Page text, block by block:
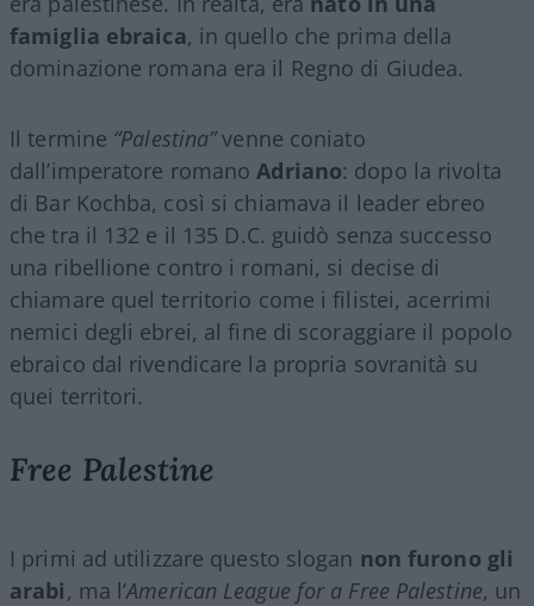
famiglia ebraica, in quello che prima della
dominazione romana era il Regno di Giudea.
Il termine “Palestina”venne coniato
dall’imperatore romanoAdriano: dopo la rivolta
di Bar Kochba, così si chiamava il leader ebreo
che tra il 132 e il 135 D.C. guidò senza successo
una ribellione contro i romani, si decise di
chiamare quel territorio come i filistei, acerrimi
nemici degli ebrei, al fine di scoraggiare il popolo
ebraico dal rivendicare la propria sovranità su
quei territori.
Free Palestine
I primi ad utilizzare questo slogan non furono gli
arabi, ma l’American League for a Free Palestine, un